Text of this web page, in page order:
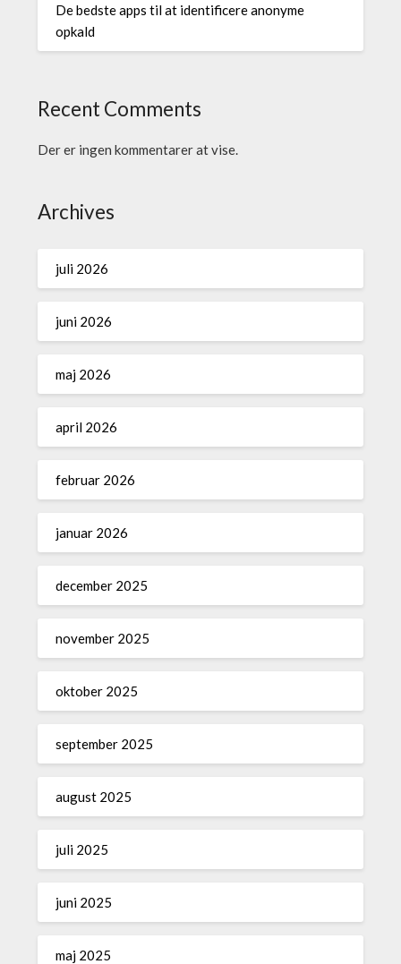
De bedste apps til at identificere anonyme
opkald
Recent Comments
Der er ingen kommentarer at vise.
Archives
juli 2026
juni 2026
maj 2026
april 2026
februar 2026
januar 2026
december 2025
november 2025
oktober 2025
september 2025
august 2025
juli 2025
juni 2025
maj 2025